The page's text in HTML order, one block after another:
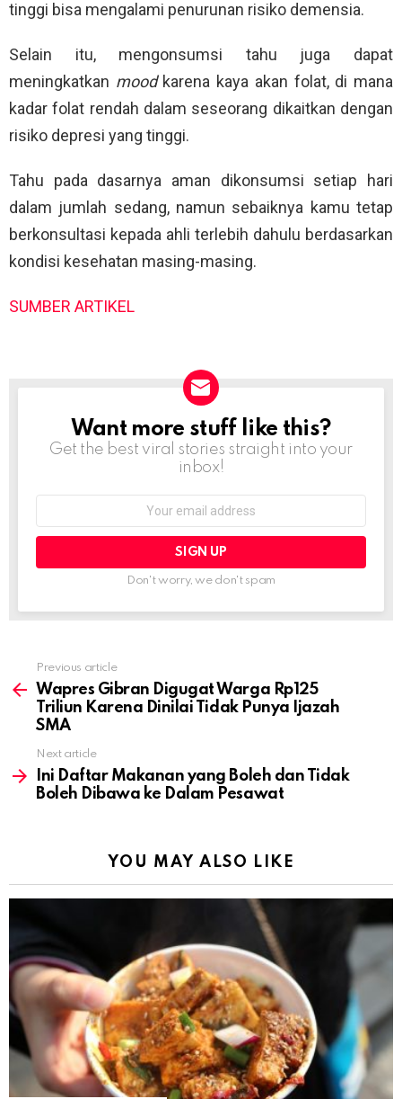
tinggi bisa mengalami penurunan risiko demensia.
Selain itu, mengonsumsi tahu juga dapat
meningkatkan moodkarena kaya akan folat, di mana
kadar folat rendah dalam seseorang dikaitkan dengan
risiko depresi yang tinggi.
Tahu pada dasarnya aman dikonsumsi setiap hari
dalam jumlah sedang, namun sebaiknya kamu tetap
berkonsultasi kepada ahli terlebih dahulu berdasarkan
kondisi kesehatan masing-masing.
SUMBER ARTIKEL
NEWSLETTER
Want more stuff like this?
Get the best viral stories straight into your
inbox!
Don't worry, we don't spam
more
Previous article
Wapres Gibran Digugat Warga Rp125
Triliun Karena Dinilai Tidak Punya Ijazah
SMA
Next article
Ini Daftar Makanan yang Boleh dan Tidak
Boleh Dibawa ke Dalam Pesawat
YOU MAY ALSO LIKE